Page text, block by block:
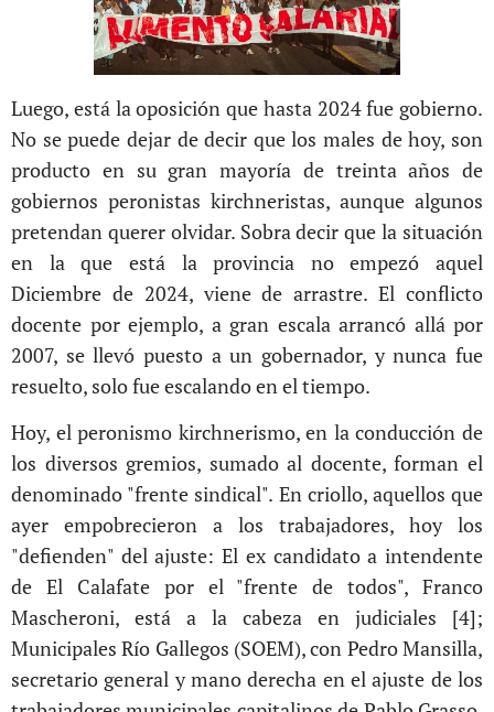
Luego, está la oposición que hasta 2024 fue gobierno.
No se puede dejar de decir que los males de hoy, son
producto en su gran mayoría de treinta años de
gobiernos peronistas kirchneristas, aunque algunos
pretendan querer olvidar. Sobra decir que la situación
en la que está la provincia no empezó aquel
Diciembre de 2024, viene de arrastre. El conflicto
docente por ejemplo, a gran escala arrancó allá por
2007, se llevó puesto a un gobernador, y nunca fue
resuelto, solo fue escalando en el tiempo.
Hoy, el peronismo kirchnerismo, en la conducción de
los diversos gremios, sumado al docente, forman el
denominado "frente sindical". En criollo, aquellos que
ayer empobrecieron a los trabajadores, hoy los
"defienden" del ajuste: El ex candidato a intendente
de El Calafate por el "frente de todos", Franco
Mascheroni, está a la cabeza en judiciales [4];
Municipales Río Gallegos (SOEM), con Pedro Mansilla,
secretario general y mano derecha en el ajuste de los